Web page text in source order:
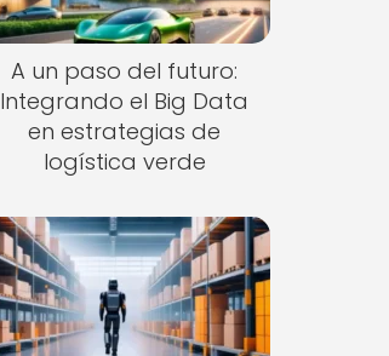
A un paso del futuro:
Integrando el Big Data
en estrategias de
logística verde